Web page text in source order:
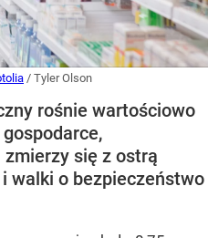
/ Tyler Olson
rośnie wartościowo
się z ostrą
walki o bezpieczeństwo